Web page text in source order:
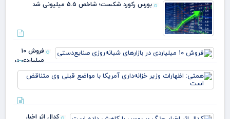
بورس رکورد شکست؛ شاخص ۵.۵ میلیونی شد
فروش ۱۰
میلیاردی در
بازارهای
شبانه‌روزی
صنایع
کدال اثر اخبار